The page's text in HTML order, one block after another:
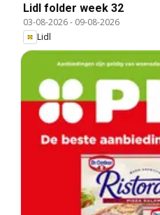
Lidl folder week 32
03-08-2026- 09-08-2026
Lidl